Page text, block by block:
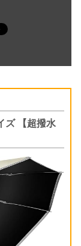
ズ 【超撥水